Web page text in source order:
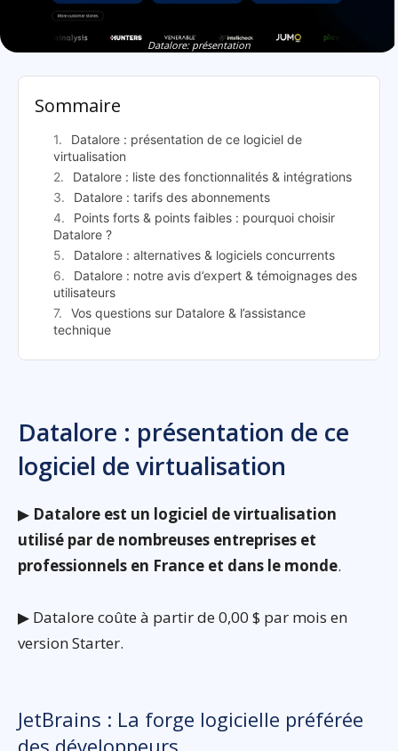
Datalore: présentation
Sommaire
Datalore : présentation de ce logiciel de
virtualisation
Datalore : liste des fonctionnalités & intégrations
Datalore : tarifs des abonnements
Points forts & points faibles : pourquoi choisir
Datalore ?
Datalore : alternatives & logiciels concurrents
Datalore : notre avis d’expert & témoignages des
utilisateurs
Vos questions sur Datalore & l’assistance
technique
Datalore : présentation de ce
logiciel de virtualisation
▶ Datalore est un logiciel de virtualisation
utilisé par de nombreuses entreprises et
professionnels en France et dans le monde.
▶ Datalore coûte à partir de 0,00 $ par mois en
version Starter.
JetBrains : La forge logicielle préférée